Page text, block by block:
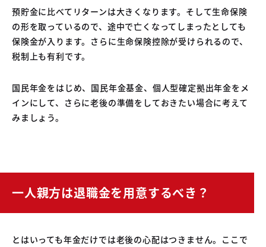
預貯金に比べてリターンは大きくなります。そして生命保険
の形を取っているので、途中で亡くなってしまったとしても
保険金が入ります。さらに生命保険控除が受けられるので、
税制上も有利です。
国民年金をはじめ、国民年金基金、個人型確定拠出年金をメ
インにして、さらに老後の準備をしておきたい場合に考えて
みましょう。
一人親方は退職金を用意するべき？
とはいっても年金だけでは老後の心配はつきません。ここで